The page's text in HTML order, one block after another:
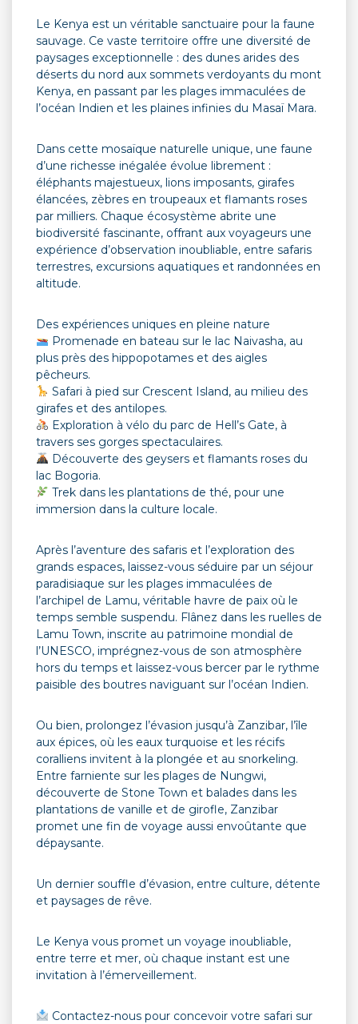
Le Kenya est un véritable sanctuaire pour la faune
sauvage. Ce vaste territoire offre une diversité de
paysages exceptionnelle : des dunes arides des
déserts du nord aux sommets verdoyants du mont
Kenya, en passant par les plages immaculées de
l’océan Indien et les plaines infinies du Masaï Mara.
Dans cette mosaïque naturelle unique, une faune
d’une richesse inégalée évolue librement :
éléphants majestueux, lions imposants, girafes
élancées, zèbres en troupeaux et flamants roses
par milliers. Chaque écosystème abrite une
biodiversité fascinante, offrant aux voyageurs une
expérience d’observation inoubliable, entre safaris
terrestres, excursions aquatiques et randonnées en
altitude.
Des expériences uniques en pleine nature
Promenade en bateau sur le lac Naivasha, au
plus près des hippopotames et des aigles
pêcheurs.
Safari à pied sur Crescent Island, au milieu des
girafes et des antilopes.
Exploration à vélo du parc de Hell’s Gate, à
travers ses gorges spectaculaires.
Découverte des geysers et flamants roses du
lac Bogoria.
Trek dans les plantations de thé, pour une
immersion dans la culture locale.
Après l’aventure des safaris et l’exploration des
grands espaces, laissez-vous séduire par un séjour
paradisiaque sur les plages immaculées de
l’archipel de Lamu, véritable havre de paix où le
temps semble suspendu. Flânez dans les ruelles de
Lamu Town, inscrite au patrimoine mondial de
l’UNESCO, imprégnez-vous de son atmosphère
hors du temps et laissez-vous bercer par le rythme
paisible des boutres naviguant sur l’océan Indien.
Ou bien, prolongez l’évasion jusqu’à Zanzibar, l’île
aux épices, où les eaux turquoise et les récifs
coralliens invitent à la plongée et au snorkeling.
Entre farniente sur les plages de Nungwi,
découverte de Stone Town et balades dans les
plantations de vanille et de girofle, Zanzibar
promet une fin de voyage aussi envoûtante que
dépaysante.
Un dernier souffle d’évasion, entre culture, détente
et paysages de rêve.
Le Kenya vous promet un voyage inoubliable,
entre terre et mer, où chaque instant est une
invitation à l’émerveillement.
Contactez-nous pour concevoir votre safari sur